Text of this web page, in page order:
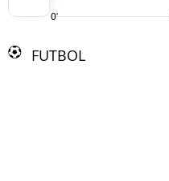
0'
FUTBOL